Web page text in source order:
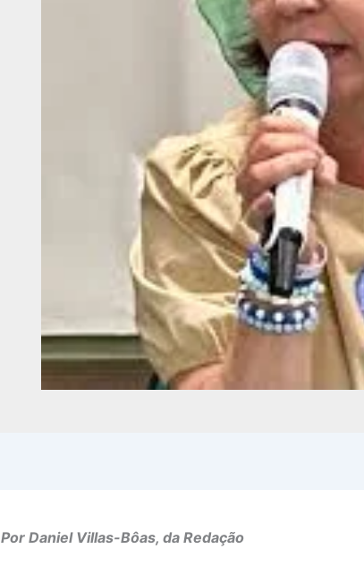
Por Daniel Villas-Bôas, da Redação